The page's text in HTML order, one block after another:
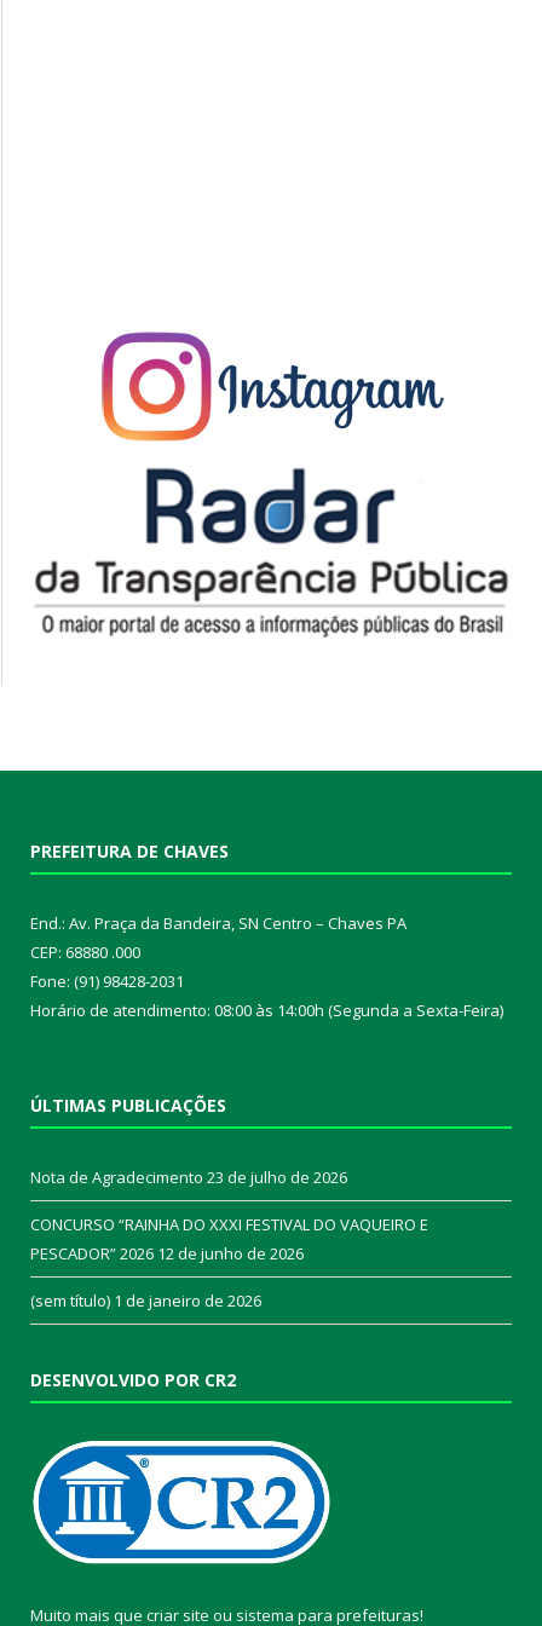
PREFEITURA DE CHAVES
End.: Av. Praça da Bandeira, SN Centro – Chaves PA
CEP: 68880 .000
Fone: (91) 98428-2031
Horário de atendimento: 08:00 às 14:00h (Segunda a Sexta-Feira)
ÚLTIMAS PUBLICAÇÕES
Nota de Agradecimento 23 de julho de 2026
CONCURSO “RAINHA DO XXXI FESTIVAL DO VAQUEIRO E
PESCADOR” 2026 12 de junho de 2026
(sem título) 1 de janeiro de 2026
DESENVOLVIDO POR CR2
Muito mais que criar site ou sistema para prefeituras!